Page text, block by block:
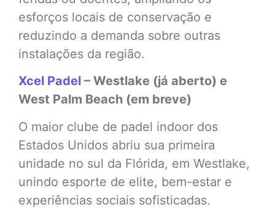
esforços locais de conservação e
reduzindo a demanda sobre outras
instalações da região.
Xcel Padel – Westlake (já aberto) e
West Palm Beach (em breve)
O maior clube de padel indoor dos
Estados Unidos abriu sua primeira
unidade no sul da Flórida, em Westlake,
unindo esporte de elite, bem-estar e
experiências sociais sofisticadas.